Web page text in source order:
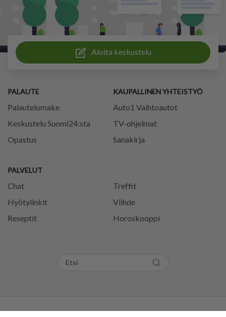
Aloita keskustelu
PALAUTE
Palautelomake
Keskustelu Suomi24:sta
Opastus
PALVELUT
Chat
Treffit
Hyötylinkit
Viihde
Reseptit
Horoskooppi
KAUPALLINEN YHTEISTYÖ
Auto1 Vaihtoautot
TV-ohjelmat
Sanakirja